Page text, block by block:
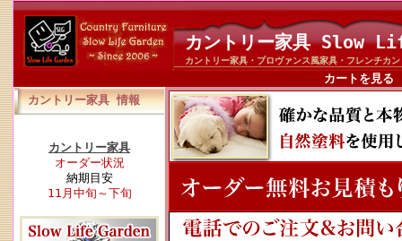
カントリー家具 Slow
カントリー家具・プロヴァンス風家具・フレンチカ
カートを見る
カントリー家具 情報
カントリー家具
オーダー状況
納期目安
11月中旬～下旬